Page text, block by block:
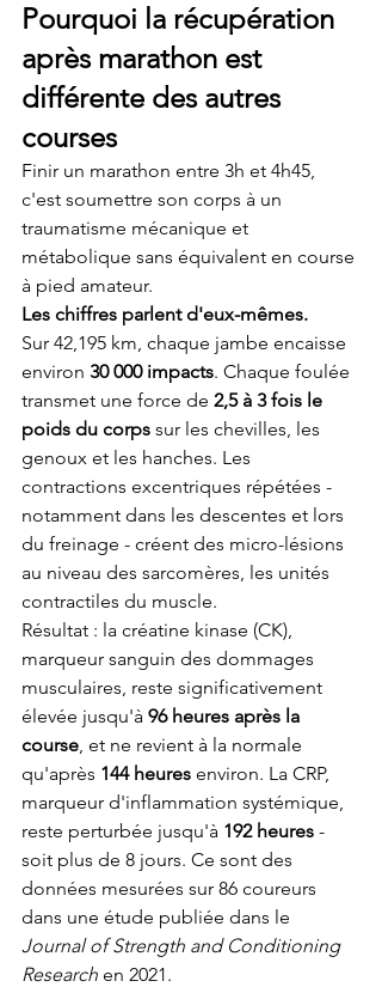
Pourquoi la récupération
après marathon est
différente des autres
courses
Finir un marathon entre 3h et 4h45,
c'est soumettre son corps à un
traumatisme mécanique et
métabolique sans équivalent en course
à pied amateur.
Les chiffres parlent d'eux-mêmes.
Sur 42,195 km, chaque jambe encaisse
environ 30 000 impacts. Chaque foulée
transmet une force de 2,5 à 3 fois le
poids du corps sur les chevilles, les
genoux et les hanches. Les
contractions excentriques répétées -
notamment dans les descentes et lors
du freinage - créent des micro-lésions
au niveau des sarcomères, les unités
contractiles du muscle.
Résultat : la créatine kinase (CK),
marqueur sanguin des dommages
musculaires, reste significativement
élevée jusqu'à 96 heures après la
course, et ne revient à la normale
qu'après 144 heures environ. La CRP,
marqueur d'inflammation systémique,
reste perturbée jusqu'à 192 heures -
soit plus de 8 jours. Ce sont des
données mesurées sur 86 coureurs
dans une étude publiée dans le
Journal of Strength and Conditioning
Research en 2021.